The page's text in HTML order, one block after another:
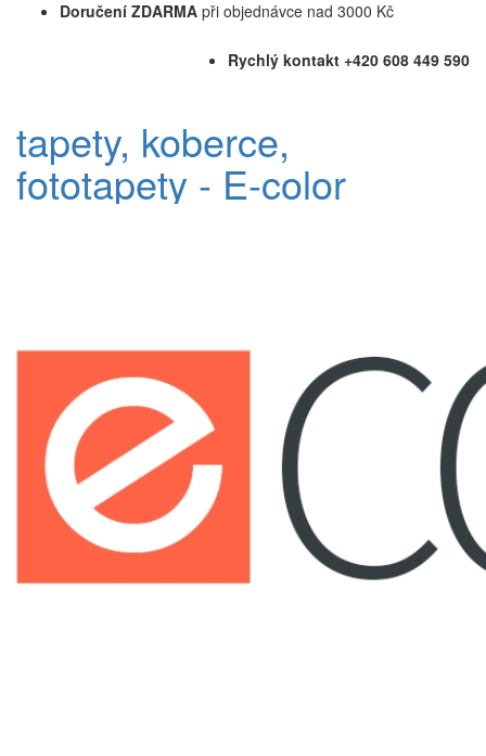
Doručení ZDARMA při objednávce nad 3000 Kč
Rychlý kontakt +420 608 449 590
tapety, koberce,
fototapety - E-color